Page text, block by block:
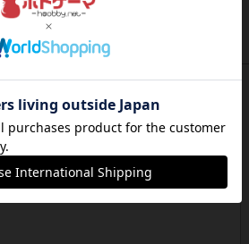
ケビン・ザッカーがデザインした１ヘクス=２マイ
ルの戦役級シリーズは以下...
約19時間前